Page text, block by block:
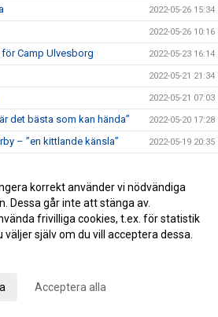
2022-05-26 15:34
2022-05-26 10:16
Camp Ulvesborg 2022-05-23 16:14
2022-05-21 21:34
2022-05-21 07:03
det bästa som kan hända” 2022-05-20 17:28
– ”en kittlande känsla” 2022-05-19 20:35
2022-05-17 10:35
i Allingsås 2022-05-14 17:50
2022-05-06 14:42
från Giffcupens avgörande
korrekt använder vi nödvändiga
Dessa går inte att stänga av.
frivilliga cookies, t.ex. för statistik
själv om du vill acceptera dessa.
Acceptera alla